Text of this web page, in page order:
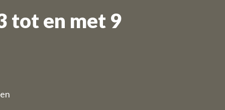
tot en met 9
haben